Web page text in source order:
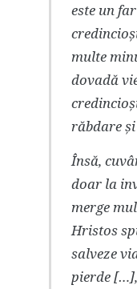
este un
multe
dovadă
răbdare
Însă,
doar la
merge
Hristos
salveze
pierde